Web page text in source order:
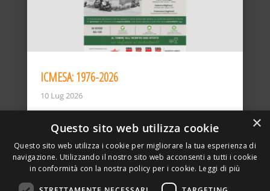
ICMESA: 1976-2026
10 Lug 2026
×
Questo sito web utilizza cookie
Questo sito web utilizza i cookie per migliorare la tua esperienza di
navigazione. Utilizzando il nostro sito web acconsenti a tutti i cookie
in conformità con la nostra policy per i cookie. Leggi di più